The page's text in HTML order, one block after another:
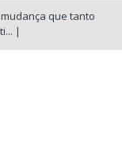
que tanto
|